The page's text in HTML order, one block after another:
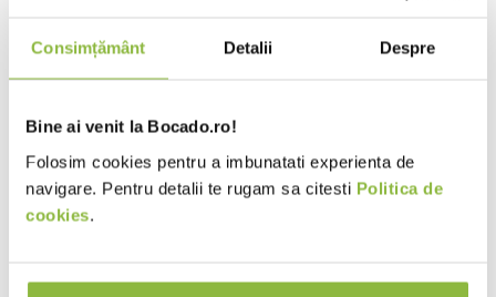
Consimțământ Detalii Despre
Bine ai venit la Bocado.ro!
Folosim cookies pentru a imbunatati experienta de
navigare. Pentru detalii te rugam sa citesti Politica de
cookies.
Certificare
Halal
Tara de origine
Tip local
Cantina
Ingrediente
Pui intreg
Valori nutritionale 100g